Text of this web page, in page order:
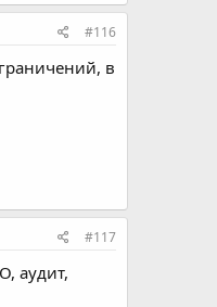
#116
в
#117
аудит,